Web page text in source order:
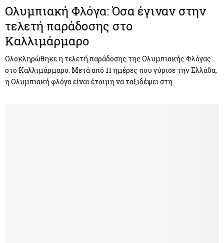
Ολυμπιακή Φλόγα: Όσα έγιναν στην
τελετή παράδοσης στο
Καλλιμάρμαρο
Ολοκληρώθηκε η τελετή παράδοσης της Ολυμπιακής Φλόγας
στο Καλλιμάρμαρο. Μετά από 11 ημέρες που γύρισε την Ελλάδα,
η Ολυμπιακή φλόγα είναι έτοιμη να ταξιδέψει στη